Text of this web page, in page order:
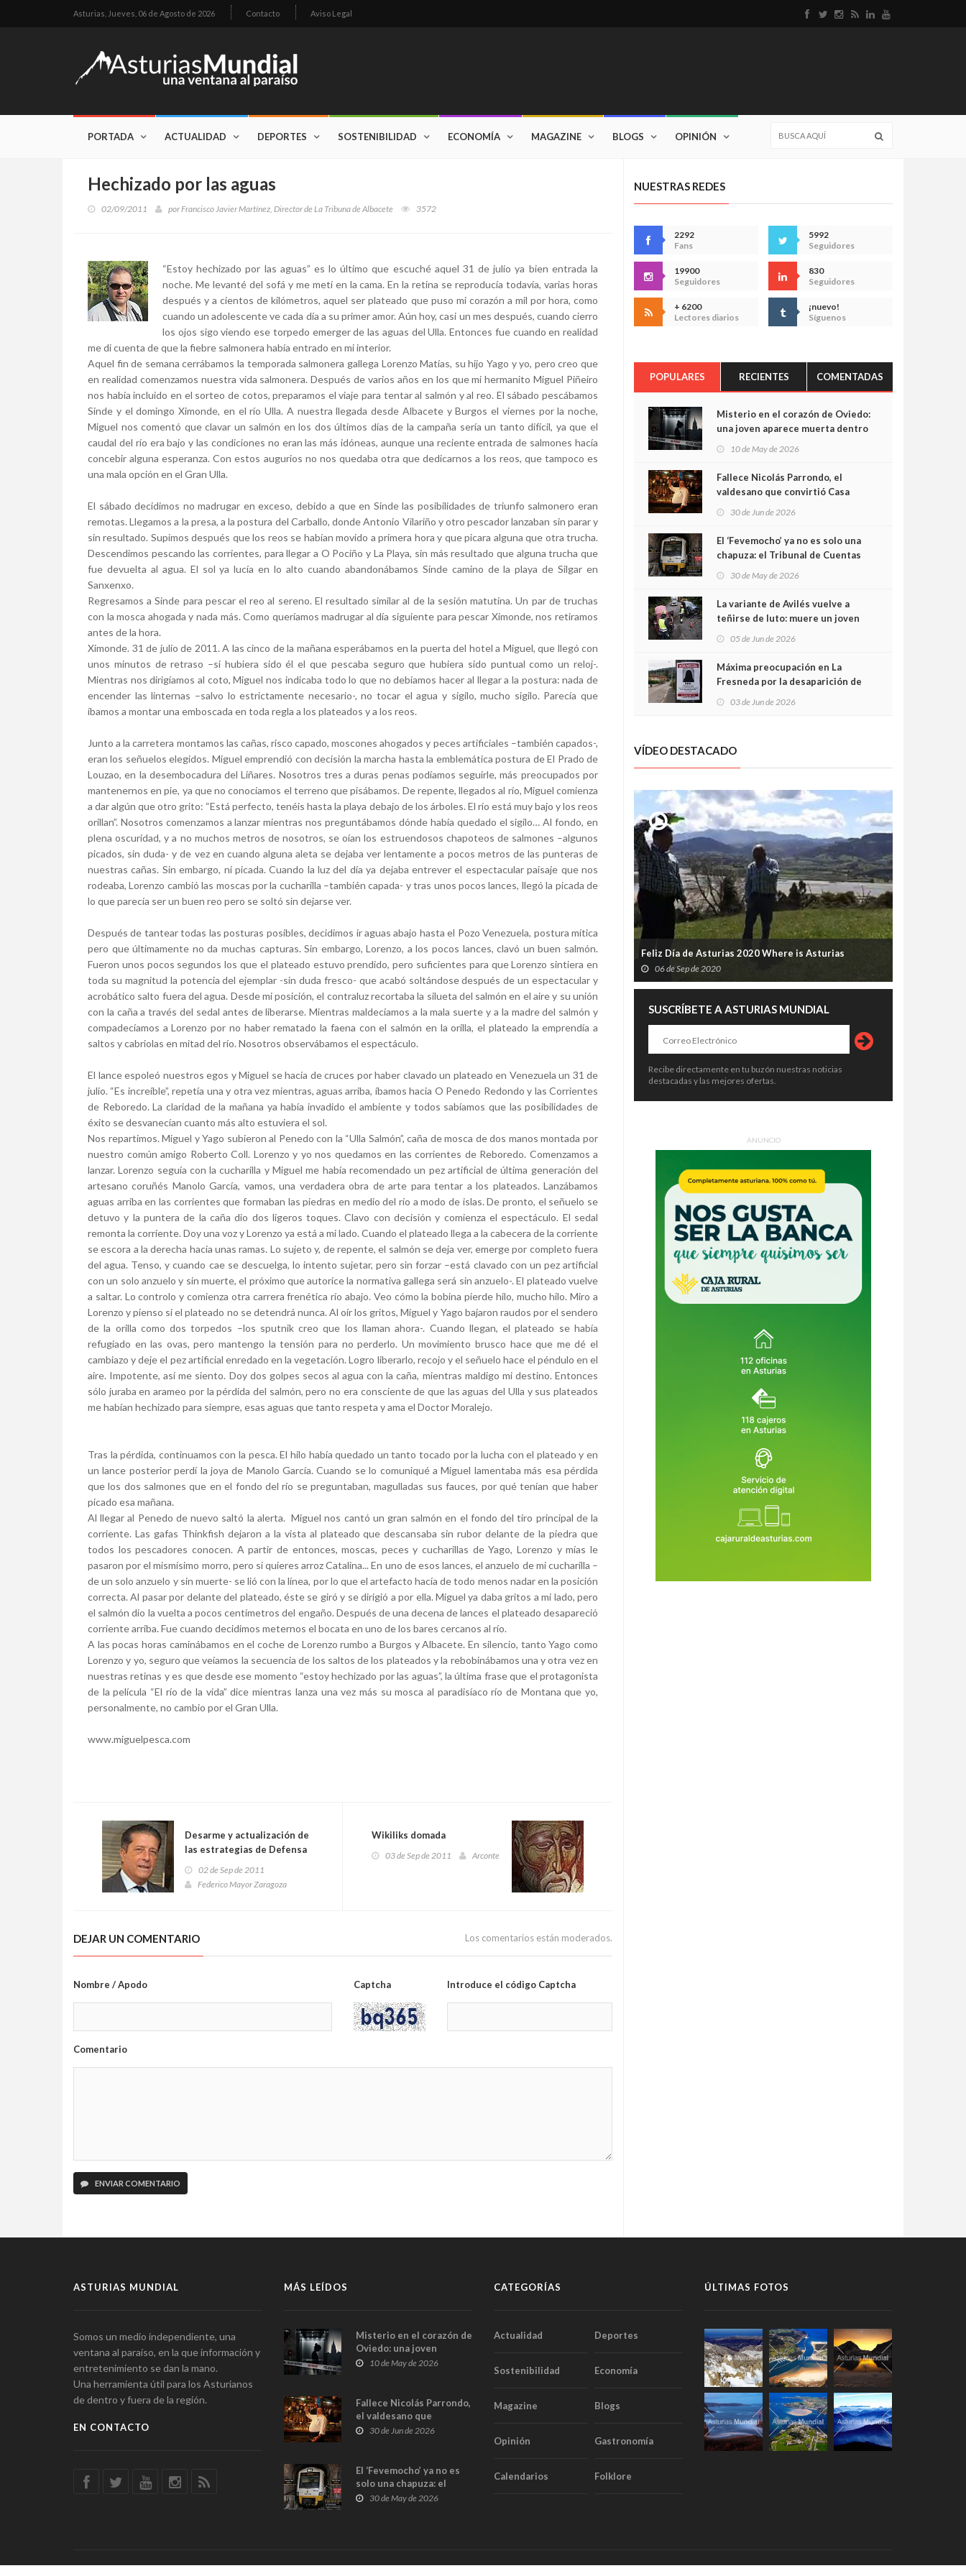
Asturias, Jueves, 06 de Agosto de 2026 Contacto Aviso Legal
PORTADA ACTUALIDAD DEPORTES SOSTENIBILIDAD ECONOMÍA MAGAZINE BLOGS OPINIÓN
Hechizado por las aguas
02/09/2011 porFrancisco Javier Martínez, Director de La Tribuna de Albacete 3572
“Estoy hechizado por las aguas” es lo último que escuché aquel 31 de julio ya bien entrada la
noche. Me levanté del sofá y me metí en la cama. En la retina se reproducía todavía, varias horas
después y a cientos de kilómetros, aquel ser plateado que puso mi corazón a mil por hora, como
cuando un adolescente ve cada día a su primer amor. Aún hoy, casi un mes después, cuando cierro
los ojos sigo viendo ese torpedo emerger de las aguas del Ulla. Entonces fue cuando en realidad
me di cuenta de que la fiebre salmonera había entrado en mi interior.
Aquel fin de semana cerrábamos la temporada salmonera gallega Lorenzo Matías, su hijo Yago y yo, pero creo que
en realidad comenzamos nuestra vida salmonera. Después de varios años en los que mi hermanito Miguel Piñeiro
nos había incluido en el sorteo de cotos, preparamos el viaje para tentar al salmón y al reo. El sábado pescábamos
Sinde y el domingo Ximonde, en el río Ulla. A nuestra llegada desde Albacete y Burgos el viernes por la noche,
Miguel nos comentó que clavar un salmón en los dos últimos días de la campaña sería un tanto difícil, ya que el
caudal del río era bajo y las condiciones no eran las más idóneas, aunque una reciente entrada de salmones hacía
concebir alguna esperanza. Con estos augurios no nos quedaba otra que dedicarnos a los reos, que tampoco es
una mala opción en el Gran Ulla.
El sábado decidimos no madrugar en exceso, debido a que en Sinde las posibilidades de triunfo salmonero eran
remotas. Llegamos a la presa, a la postura del Carballo, donde Antonio Vilariño y otro pescador lanzaban sin parar y
sin resultado. Supimos después que los reos se habían movido a primera hora y que picara alguna que otra trucha.
Descendimos pescando las corrientes, para llegar a O Pociño y La Playa, sin más resultado que alguna trucha que
fue devuelta al agua. El sol ya lucía en lo alto cuando abandonábamos Sinde camino de la playa de Silgar en
Sanxenxo.
Regresamos a Sinde para pescar el reo al sereno. El resultado similar al de la sesión matutina. Un par de truchas
con la mosca ahogada y nada más. Como queríamos madrugar al día siguiente para pescar Ximonde, nos retiramos
antes de la hora.
Ximonde. 31 de julio de 2011. A las cinco de la mañana esperábamos en la puerta del hotel a Miguel, que llegó con
unos minutos de retraso –si hubiera sido él el que pescaba seguro que hubiera sido puntual como un reloj-.
Mientras nos dirigíamos al coto, Miguel nos indicaba todo lo que no debíamos hacer al llegar a la postura: nada de
encender las linternas –salvo lo estrictamente necesario-, no tocar el agua y sigilo, mucho sigilo. Parecía que
íbamos a montar una emboscada en toda regla a los plateados y a los reos.
Junto a la carretera montamos las cañas, risco capado, moscones ahogados y peces artificiales –también capados-,
eran los señuelos elegidos. Miguel emprendió con decisión la marcha hasta la emblemática postura de El Prado de
Louzao, en la desembocadura del Liñares. Nosotros tres a duras penas podíamos seguirle, más preocupados por
mantenernos en pie, ya que no conocíamos el terreno que pisábamos. De repente, llegados al río, Miguel comienza
a dar algún que otro grito: “Está perfecto, tenéis hasta la playa debajo de los árboles. El río está muy bajo y los reos
orillan”. Nosotros comenzamos a lanzar mientras nos preguntábamos dónde había quedado el sigilo… Al fondo, en
plena oscuridad, y a no muchos metros de nosotros, se oían los estruendosos chapoteos de salmones –algunos
picados, sin duda- y de vez en cuando alguna aleta se dejaba ver lentamente a pocos metros de las punteras de
nuestras cañas. Sin embargo, ni picada. Cuando la luz del día ya dejaba entrever el espectacular paisaje que nos
rodeaba, Lorenzo cambió las moscas por la cucharilla –también capada- y tras unos pocos lances, llegó la picada de
lo que parecía ser un buen reo pero se soltó sin dejarse ver.
Después de tantear todas las posturas posibles, decidimos ir aguas abajo hasta el Pozo Venezuela, postura mítica
pero que últimamente no da muchas capturas. Sin embargo, Lorenzo, a los pocos lances, clavó un buen salmón.
Fueron unos pocos segundos los que el plateado estuvo prendido, pero suficientes para que Lorenzo sintiera en
toda su magnitud la potencia del ejemplar -sin duda fresco- que acabó soltándose después de un espectacular y
acrobático salto fuera del agua. Desde mi posición, el contraluz recortaba la silueta del salmón en el aire y su unión
con la caña a través del sedal antes de liberarse. Mientras maldecíamos a la mala suerte y a la madre del salmón y
compadecíamos a Lorenzo por no haber rematado la faena con el salmón en la orilla, el plateado la emprendía a
saltos y cabriolas en mitad del río. Nosotros observábamos el espectáculo.
El lance espoleó nuestros egos y Miguel se hacía de cruces por haber clavado un plateado en Venezuela un 31 de
julio. “Es increíble”, repetía una y otra vez mientras, aguas arriba, íbamos hacia O Penedo Redondo y las Corrientes
de Reboredo. La claridad de la mañana ya había invadido el ambiente y todos sabíamos que las posibilidades de
éxito se desvanecían cuanto más alto estuviera el sol.
Nos repartimos. Miguel y Yago subieron al Penedo con la “Ulla Salmón”, caña de mosca de dos manos montada por
nuestro común amigo Roberto Coll. Lorenzo y yo nos quedamos en las corrientes de Reboredo. Comenzamos a
lanzar. Lorenzo seguía con la cucharilla y Miguel me había recomendado un pez artificial de última generación del
artesano coruñés Manolo García, vamos, una verdadera obra de arte para tentar a los plateados. Lanzábamos
aguas arriba en las corrientes que formaban las piedras en medio del río a modo de islas. De pronto, el señuelo se
detuvo y la puntera de la caña dio dos ligeros toques. Clavo con decisión y comienza el espectáculo. El sedal
remonta la corriente. Doy una voz y Lorenzo ya está a mi lado. Cuando el plateado llega a la cabecera de la corriente
se escora a la derecha hacia unas ramas. Lo sujeto y, de repente, el salmón se deja ver, emerge por completo fuera
del agua. Tenso, y cuando cae se descuelga, lo intento sujetar, pero sin forzar –está clavado con un pez artificial
con un solo anzuelo y sin muerte, el próximo que autorice la normativa gallega será sin anzuelo-. El plateado vuelve
a saltar. Lo controlo y comienza otra carrera frenética río abajo. Veo cómo la bobina pierde hilo, mucho hilo. Miro a
Lorenzo y pienso si el plateado no se detendrá nunca. Al oír los gritos, Miguel y Yago bajaron raudos por el sendero
de la orilla como dos torpedos –los sputnik creo que los llaman ahora-. Cuando llegan, el plateado se había
refugiado en las ovas, pero mantengo la tensión para no perderlo. Un movimiento brusco hace que me dé el
cambiazo y deje el pez artificial enredado en la vegetación. Logro liberarlo, recojo y el señuelo hace el péndulo en el
aire. Impotente, así me siento. Doy dos golpes secos al agua con la caña, mientras maldigo mi destino. Entonces
sólo juraba en arameo por la pérdida del salmón, pero no era consciente de que las aguas del Ulla y sus plateados
me habían hechizado para siempre, esas aguas que tanto respeta y ama el Doctor Moralejo.
Tras la pérdida, continuamos con la pesca. El hilo había quedado un tanto tocado por la lucha con el plateado y en
un lance posterior perdí la joya de Manolo García. Cuando se lo comuniqué a Miguel lamentaba más esa pérdida
que los dos salmones que en el fondo del río se preguntaban, magulladas sus fauces, por qué tenían que haber
picado esa mañana.
Al llegar al Penedo de nuevo saltó la alerta. Miguel nos cantó un gran salmón en el fondo del tiro principal de la
corriente. Las gafas Thinkfish dejaron a la vista al plateado que descansaba sin rubor delante de la piedra que
todos los pescadores conocen. A partir de entonces, moscas, peces y cucharillas de Yago, Lorenzo y mías le
pasaron por el mismísimo morro, pero si quieres arroz Catalina... En uno de esos lances, el anzuelo de mi cucharilla –
de un solo anzuelo y sin muerte- se lió con la línea, por lo que el artefacto hacía de todo menos nadar en la posición
correcta. Al pasar por delante del plateado, éste se giró y se dirigió a por ella. Miguel ya daba gritos a mi lado, pero
el salmón dio la vuelta a pocos centímetros del engaño. Después de una decena de lances el plateado desapareció
corriente arriba. Fue cuando decidimos meternos el bocata en uno de los bares cercanos al río.
A las pocas horas caminábamos en el coche de Lorenzo rumbo a Burgos y Albacete. En silencio, tanto Yago como
Lorenzo y yo, seguro que veíamos la secuencia de los saltos de los plateados y la rebobinábamos una y otra vez en
nuestras retinas y es que desde ese momento “estoy hechizado por las aguas”, la última frase que el protagonista
de la película “El río de la vida” dice mientras lanza una vez más su mosca al paradisíaco río de Montana que yo,
personalmente, no cambio por el Gran Ulla.
www.miguelpesca.com
Desarme y actualización de
las estrategias de Defensa
02 de Sep de 2011
Federico Mayor Zaragoza
Wikiliks domada
03 de Sep de 2011 Arconte
DEJAR UN COMENTARIO Los comentarios están moderados.
Nombre / Apodo Captcha Introduce el código Captcha
Comentario
ENVIAR COMENTARIO
NUESTRAS REDES
2292
Fans
5992
Seguidores
19900
Seguidores
830
Seguidores
+ 6200
Lectores diarios
¡nuevo!
Síguenos
POPULARES RECIENTES COMENTADAS
Misterio en el corazón de Oviedo:
una joven aparece muerta dentro
cámaras captan sus últimos
minutos
10 de May de 2026
Fallece Nicolás Parrondo, el
valdesano que convirtió Casa
30 de Jun de 2026
El ‘Fevemocho’ ya no es solo una
chapuza: el Tribunal de Cuentas
sobrecoste de los trenes que no
cabían por los túneles
30 de May de 2026
La variante de Avilés vuelve a
teñirse de luto: muere un joven
05 de Jun de 2026
Máxima preocupación en La
Fresneda por la desaparición de
03 de Jun de 2026
VÍDEO DESTACADO
Feliz Día de Asturias 2020 Where is Asturias
06 de Sep de 2020
SUSCRÍBETE A ASTURIAS MUNDIAL
Recibe directamente en tu buzón nuestras noticias
destacadas y las mejores ofertas.
ANUNCIO
ASTURIAS MUNDIAL
Somos un medio independiente, una
ventana al paraíso, en la que información y
entretenimiento se dan la mano.
Una herramienta útil para los Asturianos
de dentro y fuera de la región.
EN CONTACTO
MÁS LEÍDOS
Misterio en el corazón de
Oviedo: una joven
aparece muerta dentro
captan sus últimos
minutos
10 de May de 2026
Fallece Nicolás Parrondo,
el valdesano que
convirtió Casa Parrondo
30 de Jun de 2026
El ‘Fevemocho’ ya no es
solo una chapuza: el
Tribunal de Cuentas cifra
30 de May de 2026
CATEGORÍAS
Actualidad Deportes
Sostenibilidad Economía
Magazine Blogs
Opinión Gastronomía
Calendarios Folklore
ÚLTIMAS FOTOS